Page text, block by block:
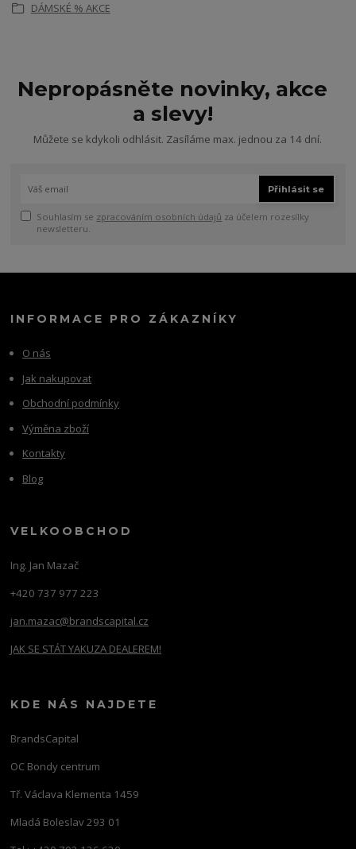
DÁMSKÉ % AKCE
Nepropásněte novinky, akce
a slevy!
Můžete se kdykoli odhlásit. Zasíláme max. jednou za 14 dní.
Přihlásit se
Souhlasím se zpracováním osobních údajů za účelem rozesílky
newsletteru.
INFORMACE PRO ZÁKAZNÍKY
O nás
Jak nakupovat
Obchodní podmínky
Výměna zboží
Kontakty
Blog
VELKOOBCHOD
Ing. Jan Mazač
+420 737 977 223
jan.mazac@brandscapital.cz
JAK SE STÁT YAKUZA DEALEREM!
KDE NÁS NAJDETE
BrandsCapital
OC Bondy centrum
Tř. Václava Klementa 1459
Mladá Boleslav 293 01